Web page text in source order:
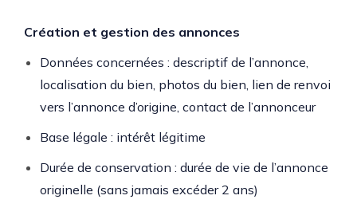
Création et gestion des annonces
Données concernées : descriptif de l’annonce,
localisation du bien, photos du bien, lien de renvoi
vers l’annonce d’origine, contact de l’annonceur
Base légale : intérêt légitime
Durée de conservation : durée de vie de l’annonce
originelle (sans jamais excéder 2 ans)